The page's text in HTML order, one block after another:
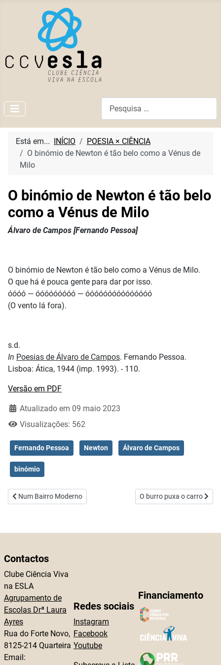
Está em... INÍCIO
POESIA × CIÊNCIA
O binómio de Newton é tão belo como a Vénus de
Milo
O binómio de Newton é tão belo
como a Vénus de Milo
Álvaro de Campos [Fernando Pessoa]
O binómio de Newton é tão belo como a Vénus de Milo.
O que há é pouca gente para dar por isso.
óóóó — óóóóóóóóó — óóóóóóóóóóóóóóó
(O vento lá fora).
s.d.
In Poesias de Álvaro de Campos. Fernando Pessoa.
Lisboa: Ática, 1944 (imp. 1993). - 110.
Versão em PDF
Atualizado em 09 maio 2023
Visualizações: 562
Fernando Pessoa Newton Álvaro de Campos
binómio
Artigo anterior: Num Bairro Moderno
Num Bairro Moderno Artigo seguinte: O burro
O burro puxa o carro
Contactos
Clube Ciência Viva
na ESLA
Agrupamento de
Escolas Drª Laura
Ayres
Rua do Forte Novo,
8125-214 Quarteira
Email:
Redes sociais
Instagram
Facebook
Youtube
Financiamento